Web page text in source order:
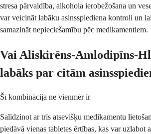
stresa pārvaldība, alkohola ierobežošana un
var veicināt labāku asinsspiediena kontroli un
samazināt nepieciešamību pēc medikamentiem.
Vai Aliskirēns-Amlodipīns-
labāks par citām
Šī kombinācija ne vienmēr ir
Salīdzinot ar trīs atsevišķu medikamentu
piedāvā vienas tabletes ērtības, kas var uzlabot